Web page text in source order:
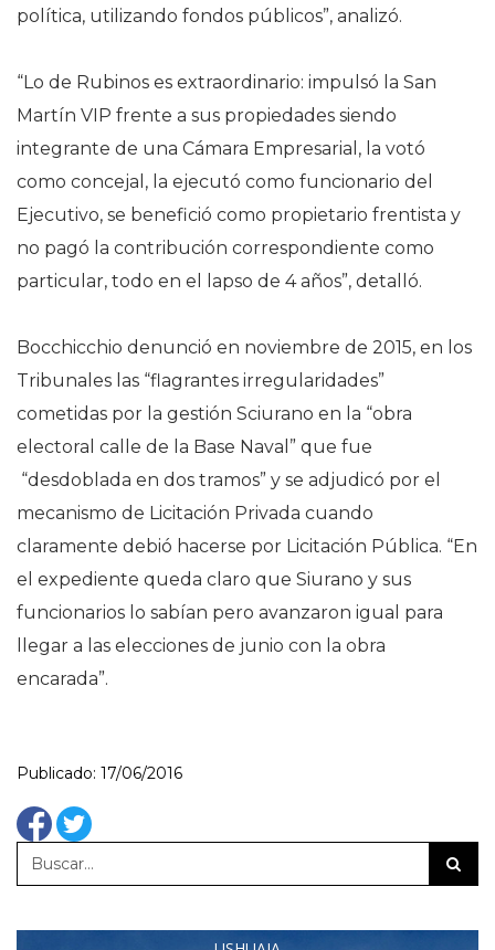
política, utilizando fondos públicos”, analizó.
“Lo de Rubinos es extraordinario: impulsó la San
Martín VIP frente a sus propiedades siendo
integrante de una Cámara Empresarial, la votó
como concejal, la ejecutó como funcionario del
Ejecutivo, se benefició como propietario frentista y
no pagó la contribución correspondiente como
particular, todo en el lapso de 4 años”, detalló.
Bocchicchio denunció en noviembre de 2015, en los
Tribunales las “flagrantes irregularidades”
cometidas por la gestión Sciurano en la “obra
electoral calle de la Base Naval” que fue
“desdoblada en dos tramos” y se adjudicó por el
mecanismo de Licitación Privada cuando
claramente debió hacerse por Licitación Pública. “En
el expediente queda claro que Siurano y sus
funcionarios lo sabían pero avanzaron igual para
llegar a las elecciones de junio con la obra
encarada”.
Publicado: 17/06/2016